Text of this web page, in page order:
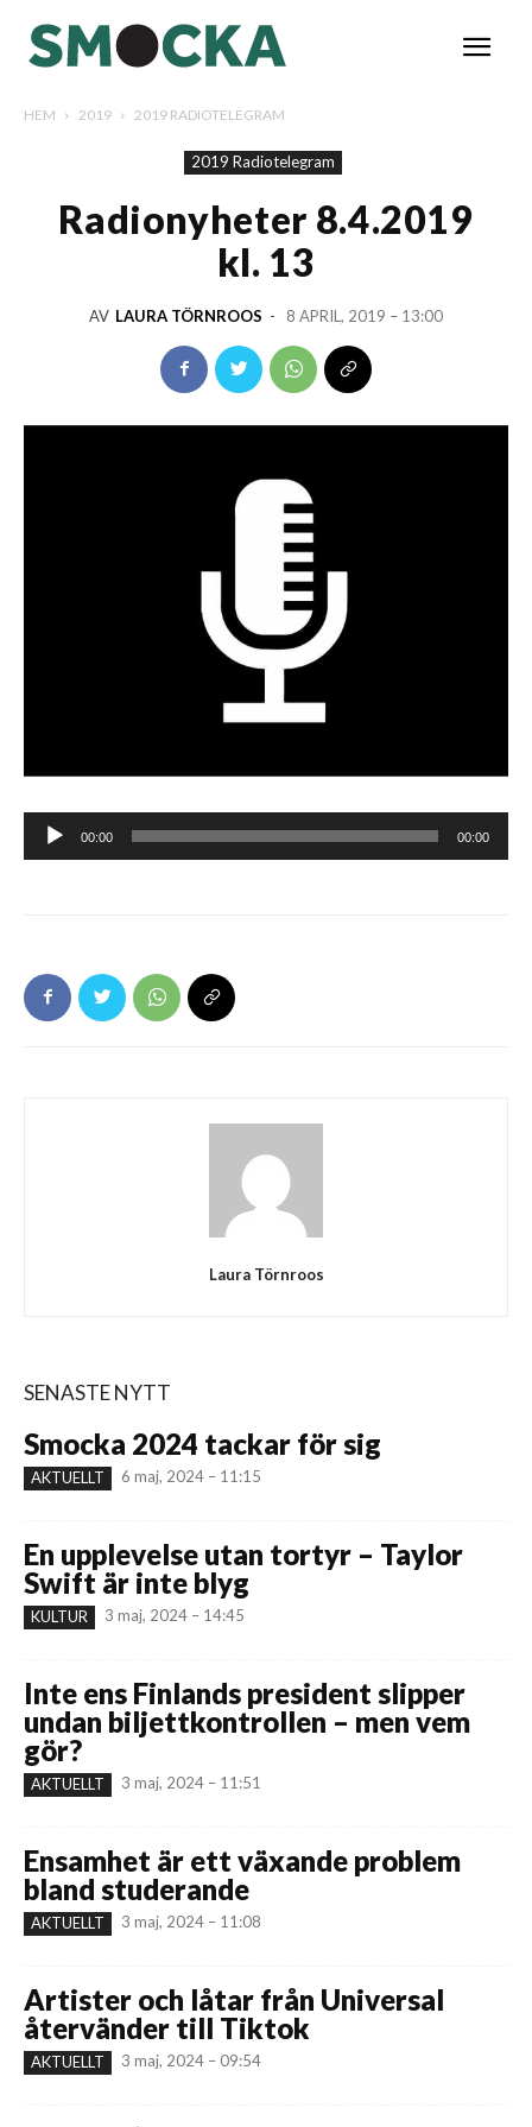
HEM 2019 2019 RADIOTELEGRAM
2019 Radiotelegram
Radionyheter 8.4.2019
kl. 13
AV LAURA TÖRNROOS - 8 APRIL, 2019 – 13:00
Ljudspelare
00:00 00:00
Laura Törnroos
SENASTE NYTT
Smocka 2024 tackar för sig
AKTUELLT 6 maj, 2024 – 11:15
En upplevelse utan tortyr – Taylor
Swift är inte blyg
KULTUR 3 maj, 2024 – 14:45
Inte ens Finlands president slipper
undan biljettkontrollen – men vem
gör?
AKTUELLT 3 maj, 2024 – 11:51
Ensamhet är ett växande problem
bland studerande
AKTUELLT 3 maj, 2024 – 11:08
Artister och låtar från Universal
återvänder till Tiktok
AKTUELLT 3 maj, 2024 – 09:54